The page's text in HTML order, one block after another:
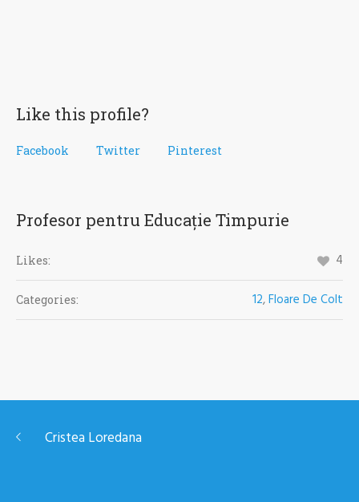
Like this profile?
Facebook Twitter Pinterest
Profesor pentru Educație Timpurie
Likes: 4
Categories: 12,Floare De Colt
Cristea Loredana